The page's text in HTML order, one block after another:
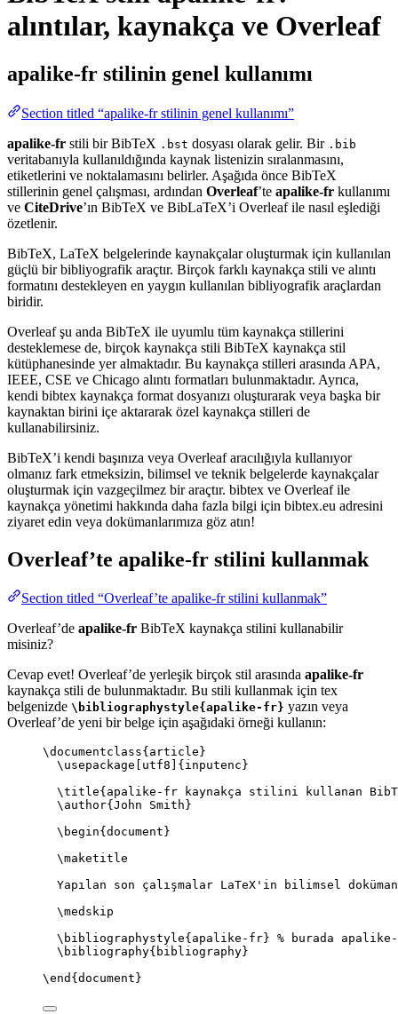
alıntılar, kaynakça ve Overleaf
apalike-fr stilinin genel kullanımı
Section titled “apalike-fr stilinin genel kullanımı”
apalike-fr stili bir BibTeX .bst dosyası olarak gelir. Bir .bib
veritabanıyla kullanıldığında kaynak listenizin sıralanmasını,
etiketlerini ve noktalamasını belirler. Aşağıda önce BibTeX
stillerinin genel çalışması, ardından Overleaf’te apalike-fr kullanımı
ve CiteDrive’ın BibTeX ve BibLaTeX’i Overleaf ile nasıl eşlediği
özetlenir.
BibTeX, LaTeX belgelerinde kaynakçalar oluşturmak için kullanılan
güçlü bir bibliyografik araçtır. Birçok farklı kaynakça stili ve alıntı
formatını destekleyen en yaygın kullanılan bibliyografik araçlardan
biridir.
Overleaf şu anda BibTeX ile uyumlu tüm kaynakça stillerini
desteklemese de, birçok kaynakça stili BibTeX kaynakça stil
kütüphanesinde yer almaktadır. Bu kaynakça stilleri arasında APA,
IEEE, CSE ve Chicago alıntı formatları bulunmaktadır. Ayrıca,
kendi bibtex kaynakça format dosyanızı oluşturarak veya başka bir
kaynaktan birini içe aktararak özel kaynakça stilleri de
kullanabilirsiniz.
BibTeX’i kendi başınıza veya Overleaf aracılığıyla kullanıyor
olmanız fark etmeksizin, bilimsel ve teknik belgelerde kaynakçalar
oluşturmak için vazgeçilmez bir araçtır. bibtex ve Overleaf ile
kaynakça yönetimi hakkında daha fazla bilgi için bibtex.eu adresini
ziyaret edin veya dokümanlarımıza göz atın!
Overleaf’te apalike-fr stilini kullanmak
Section titled “Overleaf’te apalike-fr stilini kullanmak”
Overleaf’de apalike-fr BibTeX kaynakça stilini kullanabilir
misiniz?
Cevap evet! Overleaf’de yerleşik birçok stil arasında apalike-fr
kaynakça stili de bulunmaktadır. Bu stili kullanmak için tex
belgenizde \bibliographystyle{apalike-fr} yazın veya
Overleaf’de yeni bir belge için aşağıdaki örneği kullanın:
\documentclass{ article }
\usepackage
utf8 ]{ inputenc }
\title{apalike-fr kaynakça stilini kullanan
\author{John Smith}
\begin{ document }
\maketitle
Yapılan son çalışmalar LaTeX'in bilimsel
\medskip
\bibliographystyle{apalike-fr} % burada
\bibliography{bibliography}
\end { document }